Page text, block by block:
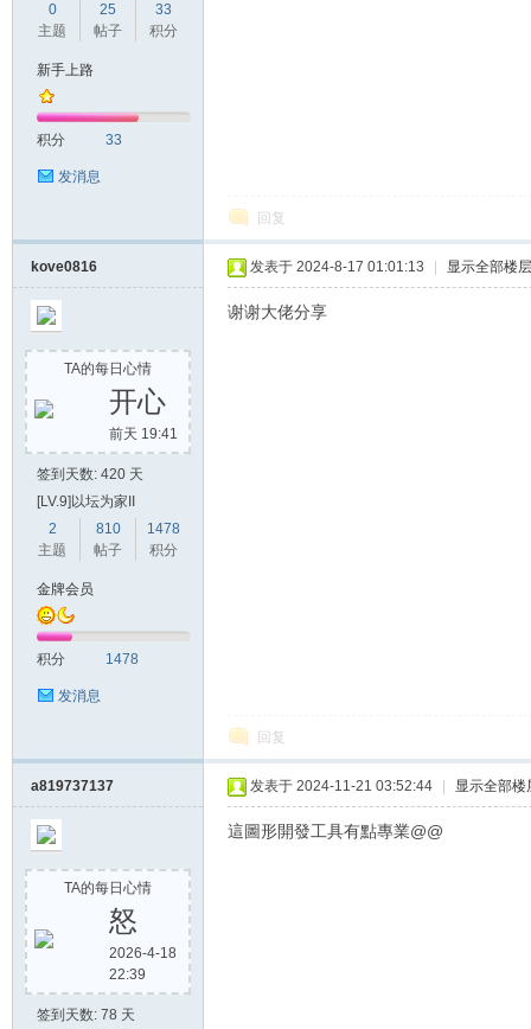
单
论
0
主题
25
帖子
33
积分
新手上路
积分 33
发消息
回复
kove0816
TA的每日心情
开心
前天 19:41
签到天数: 420 天
[LV.9]以坛为家II
2
主题
810
帖子
1478
积分
金牌会员
积分 1478
发消息
发表于 2024-8-17 01:01:13 显示全部楼层
谢谢大佬分享
回复
a819737137
TA的每日心情
怒
2026-4-18
22:39
签到天数: 78 天
发表于 2024-11-21 03:52:44 显示全部楼
這圖形開發工具有點專業@@